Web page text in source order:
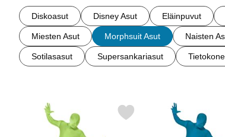
tuotteisiinalakategoriat
Diskoasut Disney Asut Eläinpuvut
Miesten Asut Morphsuit Asut Naisten
Sotilasasut Supersankariasut
tuotelista
Merkitse morphsuit Vihreä Naamiaisasu Laukulla
Merkitse